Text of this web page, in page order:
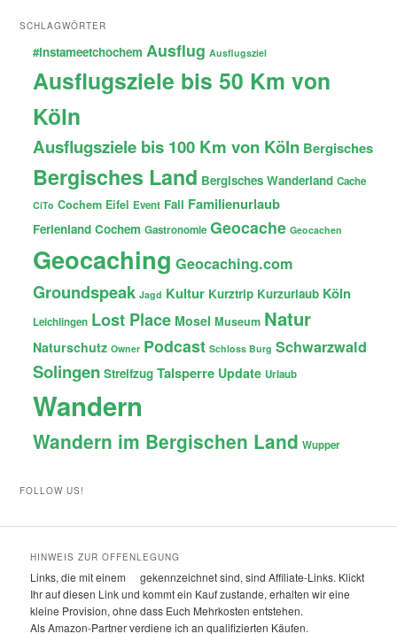
SCHLAGWÖRTER
#instameetchochem Ausflug Ausflugsziel
Ausflugsziele bis 50 Km von
Köln
Ausflugsziele bis 100 Km von Köln Bergisches
Bergisches Land Bergisches Wanderland Cache
CiTo Cochem Eifel Event Fail Familienurlaub
Ferienland Cochem Gastronomie Geocache Geocachen
Geocaching Geocaching.com
Groundspeak Jagd Kultur Kurztrip Kurzurlaub Köln
Leichlingen Lost Place Mosel Museum Natur
Naturschutz Owner Podcast Schloss Burg Schwarzwald
Solingen Streifzug Talsperre Update Urlaub
Wandern
Wandern im Bergischen Land Wupper
FOLLOW US!
HINWEIS ZUR OFFENLEGUNG
Links, die mit einem
gekennzeichnet sind, sind Affiliate-Links. Klickt
Ihr auf diesen Link und kommt ein Kauf zustande, erhalten wir eine
kleine Provision, ohne dass Euch Mehrkosten entstehen.
Als Amazon-Partner verdiene ich an qualifizierten Käufen.